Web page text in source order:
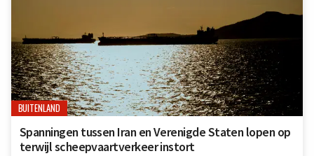
BUITENLAND
Spanningen tussen Iran en Verenigde Staten lopen op
terwijl scheepvaartverkeer instort